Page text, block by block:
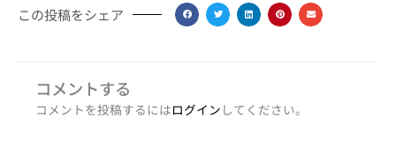
この投稿をシェア
コメントする
コメントを投稿するにはログイン してください。